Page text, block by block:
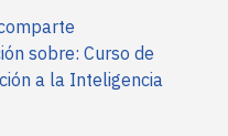
sobre: Curso de
a la Inteligencia